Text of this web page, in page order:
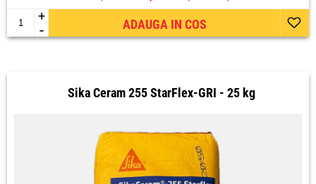
+
- ADAUGA IN COS
Sika Ceram 255 StarFlex-GRI - 25 kg